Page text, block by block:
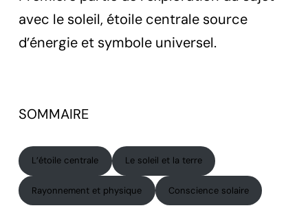
avec le soleil, étoile centrale source
d’énergie et symbole universel.
SOMMAIRE
L’étoile centrale Le soleil et la terre
Rayonnement et physique Conscience solaire